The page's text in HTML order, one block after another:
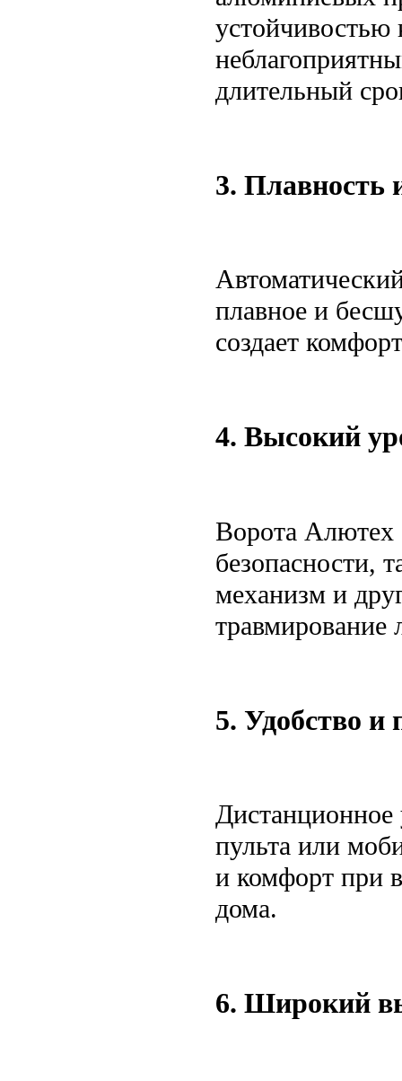
устойчивостью
длительный
3. Плавность
плавное и
создает
4. Высокий
Ворота Алютех
безопасности,
механизм и
травмирование
5. Удобство и
пульта или
и комфорт при
дома.
6. Широкий